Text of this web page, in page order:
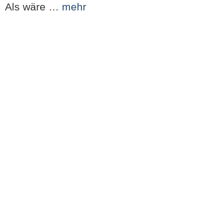
Als wäre … mehr